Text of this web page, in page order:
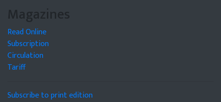
Magazines
Read Online
Subscription
Circulation
Tariff
Subscribe to print edition